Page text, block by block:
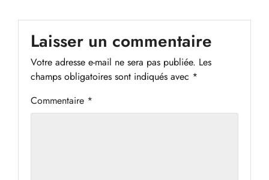
Laisser un commentaire
Votre adresse e-mail ne sera pas publiée. Les
champs obligatoires sont indiqués avec *
Commentaire *